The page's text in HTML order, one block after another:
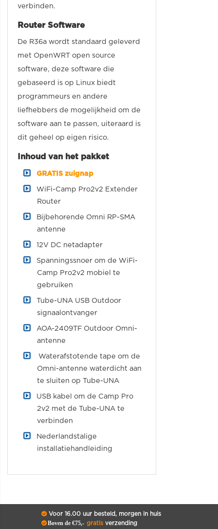
verbinden.
Router Software
De R36a wordt standaard geleverd
met OpenWRT open source
software, deze software die
gebaseerd is op Linux biedt
programmeurs en andere
liefhebbers de mogelijkheid om de
software aan te passen, uiteraard is
dit geheel op eigen risico.
Inhoud van het pakket
GRATIS zuignap
WiFi-Camp Pro2v2 Extender
Router
Bijbehorende Omni RP-SMA
antenne
12V DC netadapter
Spanningssnoer om de WiFi-
Camp Pro2v2 mobiel te
gebruiken
Tube-UNA USB Outdoor
signaalontvanger
AOA-2409TF Outdoor Omni-
antenne
Waterafstotende tape om de
Omni-antenne waterdicht aan
te sluiten op Tube-UNA
USB kabel om de Camp Pro
2v2 met de Tube-UNA te
verbinden
Nederlandstalige
installatiehandleiding
Voor 16.00 uur besteld, morgen in huis
Boven de €75,- gratisverzending